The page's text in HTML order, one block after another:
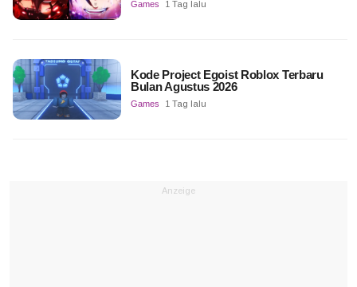
Games 1 Tag lalu
Kode Project Egoist Roblox Terbaru
Bulan Agustus 2026
Games 1 Tag lalu
Anzeige